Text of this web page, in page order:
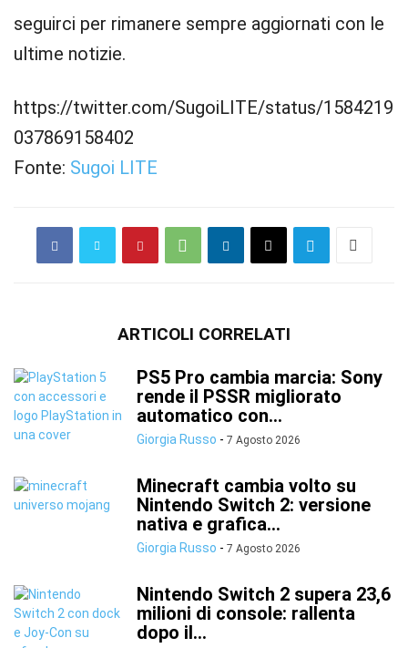
seguirci per rimanere sempre aggiornati con le
ultime notizie.
https://twitter.com/SugoiLITE/status/1584219
037869158402
Fonte: Sugoi LITE
ARTICOLI CORRELATI
PS5 Pro cambia marcia: Sony
rende il PSSR migliorato
automatico con...
Giorgia Russo - 7 Agosto 2026
Minecraft cambia volto su
Nintendo Switch 2: versione
nativa e grafica...
Giorgia Russo - 7 Agosto 2026
Nintendo Switch 2 supera 23,6
milioni di console: rallenta
dopo il...